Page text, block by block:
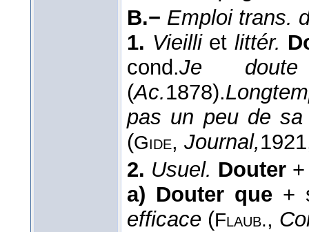
B.− Emploi trans.
1. Vieilliet littér.
cond.Je
(Ac.1878).
pas un peu de sa
(Gide, Journal,1921
2. Usuel. Douter
a) Douter que +
efficace (Flaub.,